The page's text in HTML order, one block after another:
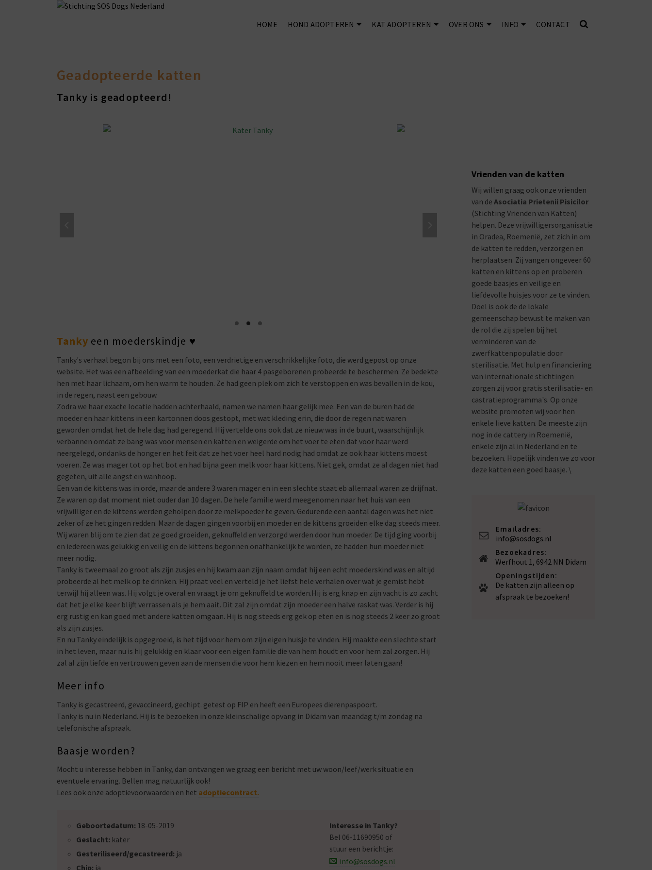
HOME HOND ADOPTEREN KAT ADOPTEREN OVER ONS INFO CONTACT
Geadopteerde katten
Tanky is geadopteerd!
Tanky een moederskindje ♥
Tanky's verhaal begon bij ons met een foto, een verdrietige en verschrikkelijke foto, die werd gepost op onze
website. Het was een afbeelding van een moederkat die haar 4 pasgeborenen probeerde te beschermen. Ze bedekte
hen met haar lichaam, om hen warm te houden. Ze had geen plek om zich te verstoppen en was bevallen in de kou,
in de regen, naast een gebouw.
Zodra we haar exacte locatie hadden achterhaald, namen we namen haar gelijk mee. Een van de buren had de
moeder en haar kittens in een kartonnen doos gestopt, met wat kleding erin, die door de regen nat waren
geworden omdat het de hele dag had geregend. Hij vertelde ons ook dat ze nieuw was in de buurt, waarschijnlijk
verbannen omdat ze bang was voor mensen en katten en weigerde om het voer te eten dat voor haar werd
neergelegd, ondanks de honger en het feit dat ze het voer heel hard nodig had omdat ze ook haar kittens moest
voeren. Ze was mager tot op het bot en had bijna geen melk voor haar kittens. Niet gek, omdat ze al dagen niet had
gegeten, uit alle angst en wanhoop.
Een van de kittens was in orde, maar de andere 3 waren mager en in een slechte staat eb allemaal waren ze drijfnat.
Ze waren op dat moment niet ouder dan 10 dagen. De hele familie werd meegenomen naar het huis van een
vrijwilliger en de kittens werden geholpen door ze melkpoeder te geven. Gedurende een aantal dagen was het niet
zeker of ze het gingen redden. Maar de dagen gingen voorbij en moeder en de kittens groeiden elke dag steeds meer.
Wij waren blij om te zien dat ze goed groeiden, geknuffeld en verzorgd werden door hun moeder. De tijd ging voorbij
en iedereen was gelukkig en veilig en de kittens begonnen onafhankelijk te worden, ze hadden hun moeder niet
meer nodig.
Tanky is tweemaal zo groot als zijn zusjes en hij kwam aan zijn naam omdat hij een echt moederskind was en altijd
probeerde al het melk op te drinken. Hij praat veel en verteld je het liefst hele verhalen over wat je gemist hebt
terwijl hij alleen was. Hij volgt je overal en vraagt je om geknuffeld te worden.Hij is erg knap en zijn vacht is zo zacht
dat het je elke keer blijft verrassen als je hem aait. Dit zal zijn omdat zijn moeder een halve raskat was. Verder is hij
erg rustig en kan goed met andere katten omgaan. Hij is nog steeds erg gek op eten en is nog steeds 2 keer zo groot
als zijn zusjes.
En nu Tanky eindelijk is opgegroeid, is het tijd voor hem om zijn eigen huisje te vinden. Hij maakte een slechte start
in het leven, maar nu is hij gelukkig en klaar voor een eigen familie die van hem houdt en voor hem zal zorgen. Hij
zal al zijn liefde en vertrouwen geven aan de mensen die voor hem kiezen en hem nooit meer laten gaan!
Meer info
Tanky is gecastreerd, gevaccineerd, gechipt. getest op FIP en heeft een Europees dierenpaspoort.
Tanky is nu in Nederland. Hij is te bezoeken in onze kleinschalige opvang in Didam van maandag t/m zondag na
telefonische afspraak.
Baasje worden?
Mocht u interesse hebben in Tanky, dan ontvangen we graag een bericht met uw woon/leef/werk situatie en
eventuele ervaring. Bellen mag natuurlijk ook!
Lees ook onze adoptievoorwaarden en het adoptiecontract.
Geboortedatum: 18-05-2019
Geslacht: kater
Gesteriliseerd/gecastreerd: ja
Chip: ja
Interesse in Tanky?
Bel 06-11690950 of
stuur een berichtje:
info@sosdogs.nl
Vrienden van de katten
Wij willen graag ook onze vrienden
van de Asociatia Prietenii Pisicilor
(Stichting Vrienden van Katten)
helpen. Deze vrijwilligersorganisatie
in Oradea, Roemenië, zet zich in om
de katten te redden, verzorgen en
herplaatsen. Zij vangen ongeveer 60
katten en kittens op en proberen
goede baasjes en veilige en
liefdevolle huisjes voor ze te vinden.
Doel is ook de de lokale
gemeenschap bewust te maken van
de rol die zij spelen bij het
verminderen van de
zwerfkattenpopulatie door
sterilisatie. Met hulp en financiering
van internationale stichtingen
zorgen zij voor gratis sterilisatie- en
castratieprogramma's. Op onze
website promoten wij voor hen
enkele lieve katten. De meeste zijn
nog in de cattery in Roemenië,
enkele zijn al in Nederland en te
bezoeken. Hopelijk vinden we zo voor
deze katten een goed baasje. \
Emailadres:
info@sosdogs.nl
Bezoekadres:
Werfhout 1, 6942 NN Didam
Openingstijden:
De katten zijn alleen op
afspraak te bezoeken!